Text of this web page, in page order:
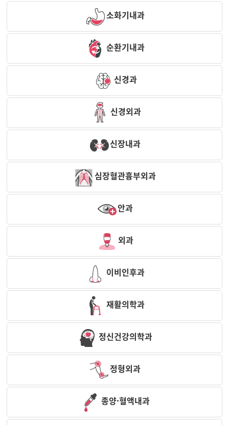
소화기내과
순환기내과
신경과
신경외과
신장내과
심장혈관흉부외과
안과
외과
이비인후과
재활의학과
정신건강의학과
정형외과
종양·혈액내과